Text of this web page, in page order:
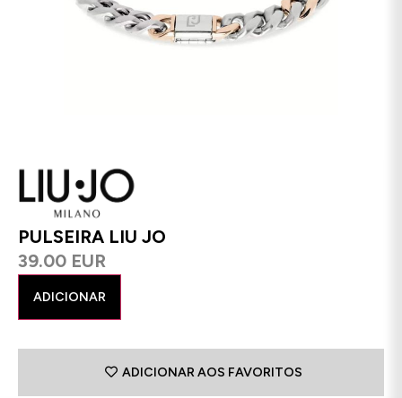
PULSEIRA LIU JO
39.00 EUR
ADICIONAR
ADICIONAR AOS FAVORITOS